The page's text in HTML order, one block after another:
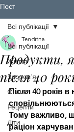
Пост
Всі публікації
Життя
Здоров'я
Стиль
Рецепти
Діти
Всі публікації
Продукти,
після 40
Tenditna
Після 40 років
Тому важливо,
раціон